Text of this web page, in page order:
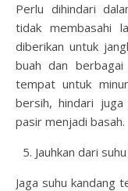
Perlu dihindari
tidak membasahi
diberikan untuk
buah dan berbagai
tempat untuk
bersih, hindari
pasir menjadi basah.
Jauhkan dari
Jaga suhu